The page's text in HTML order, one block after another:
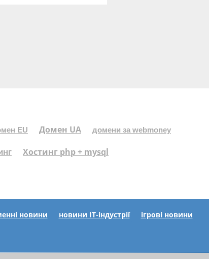
EU Домен UA домени за webmoney
Хостинг php + mysql
новини новини IT-індустрії ігрові новини